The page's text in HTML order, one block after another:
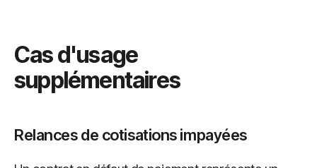
Cas d'usage
supplémentaires
Relances de cotisations impayées